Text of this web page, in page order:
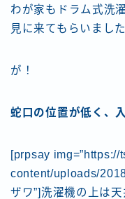
わが家もドラム式洗
見に来てもらいました
が！
蛇口の位置が低く、
[prpsay
content/uploads/
ザワ”]洗濯機の上は